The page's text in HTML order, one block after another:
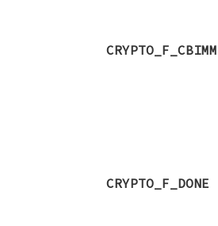
CRYPTO_F_CBIMM
CRYPTO_F_DONE